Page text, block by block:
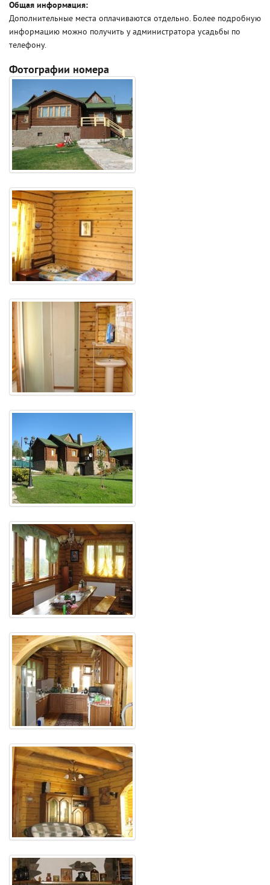
Общая информация:
Дополнительные места оплачиваются отдельно. Более подробную
информацию можно получить у администратора усадьбы по
телефону.
Фотографии номера